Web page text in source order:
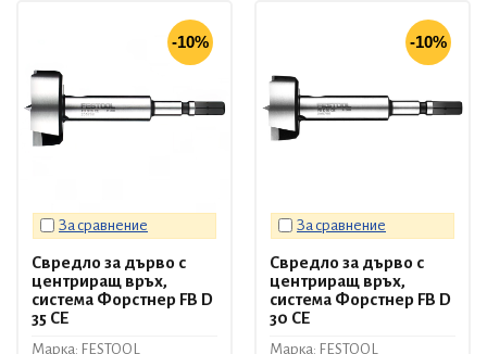
-10%
За сравнение
Свредло за дърво с
центриращ връх,
система Форстнер FB D
35 CE
Марка: FESTOOL
-10%
За сравнение
Свредло за дърво с
центриращ връх,
система Форстнер FB D
30 CE
Марка: FESTOOL